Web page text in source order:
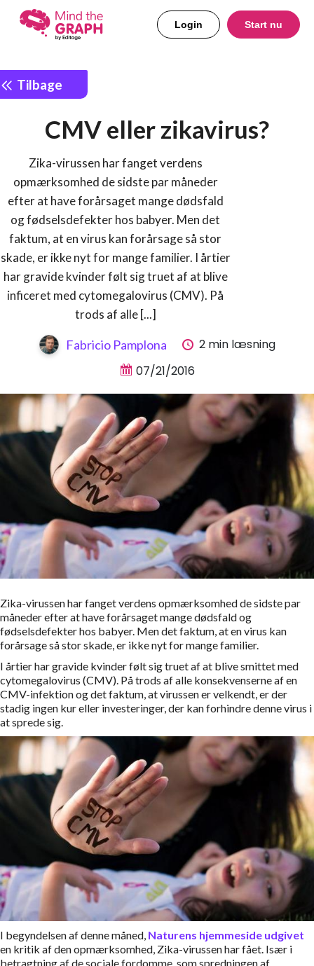
Login Start nu
Tilbage
CMV eller zikavirus?
Zika-virussen har fanget verdens
opmærksomhed de sidste par måneder
efter at have forårsaget mange dødsfald
og fødselsdefekter hos babyer. Men det
faktum, at en virus kan forårsage så stor
skade, er ikke nyt for mange familier. I årtier
har gravide kvinder følt sig truet af at blive
inficeret med cytomegalovirus (CMV). På
trods af alle [...]
Fabricio Pamplona
2 min læsning
07/21/2016
Zika-virussen har fanget verdens opmærksomhed de sidste par
måneder efter at have forårsaget mange dødsfald og
fødselsdefekter hos babyer. Men det faktum, at en virus kan
forårsage så stor skade, er ikke nyt for mange familier.
I årtier har gravide kvinder følt sig truet af at blive smittet med
cytomegalovirus (CMV). På trods af alle konsekvenserne af en
CMV-infektion og det faktum, at virussen er velkendt, er der
stadig ingen kur eller investeringer, der kan forhindre denne virus i
at sprede sig.
I begyndelsen af denne måned, Naturens hjemmeside udgivet
en kritik af den opmærksomhed, Zika-virussen har fået. Især i
betragtning af de sociale fordomme, som spredningen af